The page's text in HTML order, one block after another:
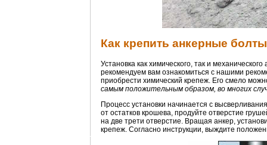
Как крепить анкерные
Установка как химического, так и
рекомендуем вам ознакомиться с нашими
приобрести химический крепеж. Его смело
самым положительным образом, во многих
Процесс установки начинается с
от остатков крошева, продуйте отверстие
на две трети отверстие. Вращая анкер,
крепеж. Согласно инструкции, выждите